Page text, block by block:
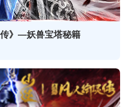
传》—妖兽宝塔秘籍